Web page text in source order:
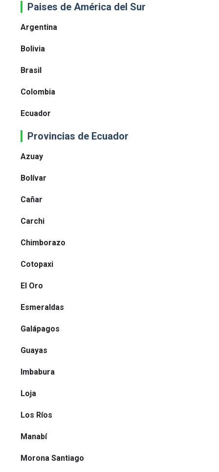
Paises de América del Sur
Argentina
Bolivia
Brasil
Colombia
Ecuador
Provincias de Ecuador
Azuay
Bolívar
Cañar
Carchi
Chimborazo
Cotopaxi
El Oro
Esmeraldas
Galápagos
Guayas
Imbabura
Loja
Los Ríos
Manabí
Morona Santiago